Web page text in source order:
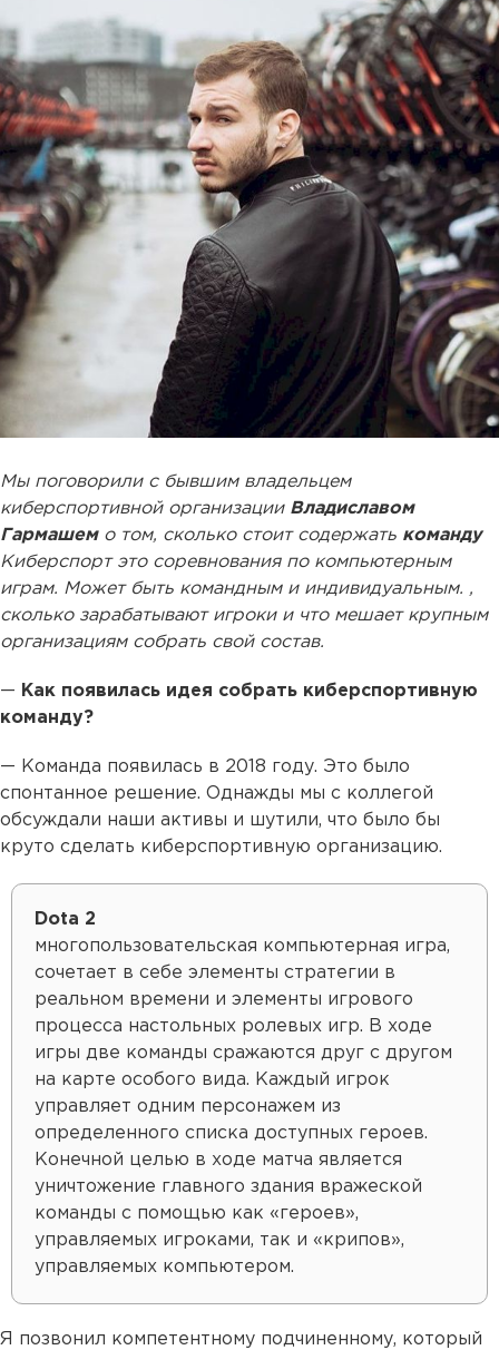
Мы поговорили с бывшим владельцем
киберспортивной организации Владиславом
Гармашемо том, сколько стоит содержать команду
Киберспортэто соревнования по компьютерным
играм. Может быть командным и индивидуальным. ,
сколько зарабатывают игроки и что мешает крупным
организациям собрать свой состав.
— Как появилась идея собрать киберспортивную
команду?
— Команда появилась в 2018 году. Это было
спонтанное решение. Однажды мы с коллегой
обсуждали наши активы и шутили, что было бы
круто сделать киберспортивную организацию.
Dota 2
многопользовательская компьютерная игра,
сочетает в себе элементы стратегии в
реальном времени и элементы игрового
процесса настольных ролевых игр. В ходе
игры две команды сражаются друг с другом
на карте особого вида. Каждый игрок
управляет одним персонажем из
определенного списка доступных героев.
Конечной целью в ходе матча является
уничтожение главного здания вражеской
команды с помощью как «героев»,
управляемых игроками, так и «крипов»,
управляемых компьютером.
Я позвонил компетентному подчиненному, который